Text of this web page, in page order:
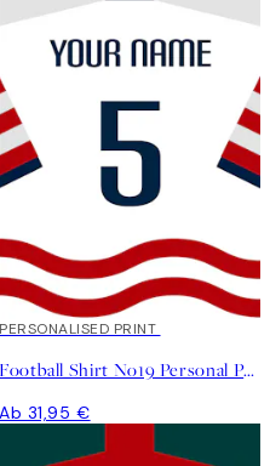
PERSONALISED PRINT
Football Shirt No19 Personal Poster
Ab 31,95 €